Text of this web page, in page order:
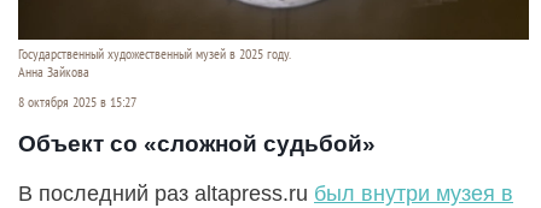
Государственный художественный музей в 2025 году.
Анна Зайкова
8 октября 2025 в 15:27
Объект со «сложной судьбой»
В последний раз altapress.ru был внутри музея в